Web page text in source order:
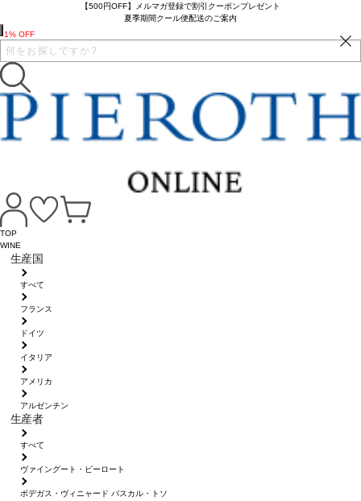
【500円OFF】メルマガ登録で割引クーポンプレゼント
夏季期間クール便配送のご案内
TOP
WINE
生産国
すべて
フランス
ドイツ
イタリア
アメリカ
アルゼンチン
生産者
すべて
ヴァイングート・ピーロート
ボデガス・ヴィニャード パスカル・トソ
1% OFF